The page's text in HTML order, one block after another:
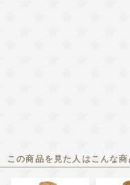
この商品を見た人はこんな